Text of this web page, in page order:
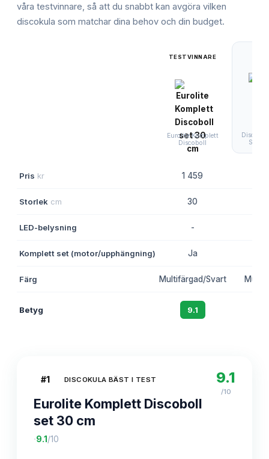
våra testvinnare, så att du snabbt kan avgöra vilken
discokula som matchar dina behov och din budget.
TESTVINNARE
Eurolite Komplett
Discoboll
Disco
Silver
Pris kr 1 459
Storlek cm 30
LED-belysning -
Komplett set (motor/upphängning) Ja
Färg Multifärgad/Svart
Betyg 9.1
#1 DISCOKULA BÄST I TEST
Eurolite Komplett Discoboll
set 30 cm
·9.1 /10
9.1
/10